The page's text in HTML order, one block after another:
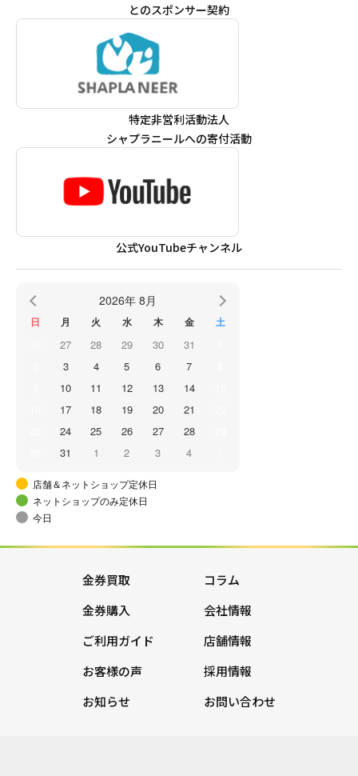
とのスポンサー契約
特定非営利活動法人
シャプラニールへの寄付活動
公式YouTubeチャンネル
2026年 8月
日 月 火 水 木 金 土
27 28 29 30 31
3 4 5 6 7
10 11 12 13 14
17 18 19 20 21
24 25 26 27 28
31 1 2 3 4
店舗＆ネットショップ定休日
ネットショップのみ定休日
今日
金券買取
金券購入
ご利用ガイド
お客様の声
お知らせ
コラム
会社情報
店舗情報
採用情報
お問い合わせ